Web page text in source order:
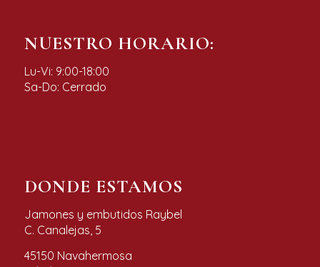
NUESTRO HORARIO:
Lu-Vi: 9:00-18:00
Sa-Do: Cerrado
DONDE ESTAMOS
Jamones y embutidos Raybel
C. Canalejas, 5
45150 Navahermosa